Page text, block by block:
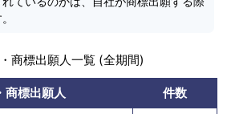
商標出願人一覧 (全期間)
商標出願人
件数